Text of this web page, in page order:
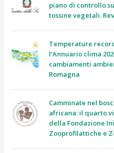
piano di controllo
tossine vegetali.
Temperature
l’Annuario clima
cambiamenti
Romagna
Camminate nel
africana: il quarto
della Fondazione
Zooprofilattiche e